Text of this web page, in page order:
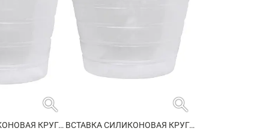
search
ВСТАВКА СИЛИКОНОВАЯ КРУГЛАЯ
search
ВСТАВКА СИЛИКОНОВАЯ КРУГЛАЯ